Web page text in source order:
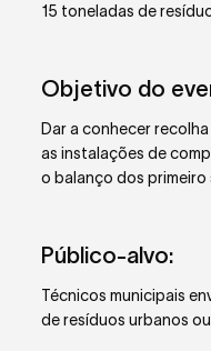
15 toneladas de
Objetivo do
Dar a conhecer
as instalações de
o balanço dos
Público-alvo:
Técnicos municipais
de resíduos urbanos